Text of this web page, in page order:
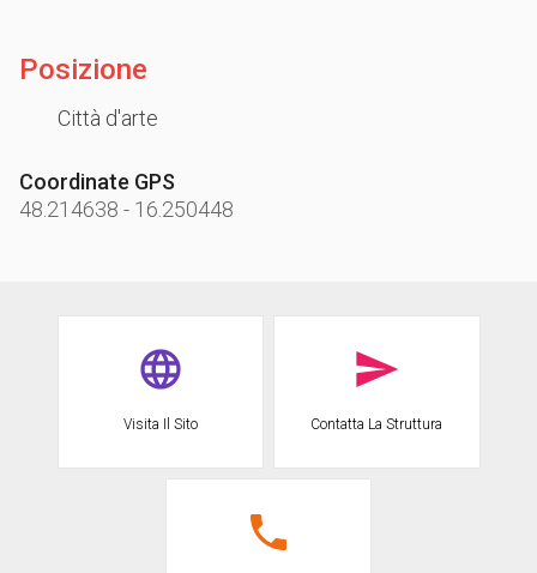
Posizione
Città d'arte
Coordinate GPS
48.214638 - 16.250448
Visita Il Sito Contatta La Struttura